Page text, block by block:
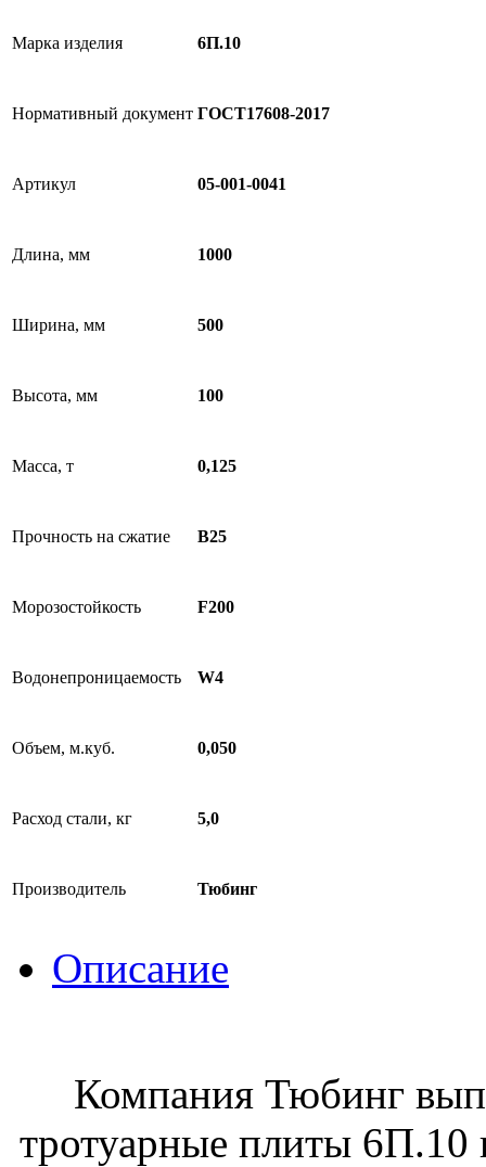
Марка изделия 6П.10
Нормативный документ ГОСТ17608-2017
Артикул 05-001-0041
Длина, мм 1000
Ширина, мм 500
Высота, мм 100
Масса, т 0,125
Прочность на сжатие B25
Морозостойкость F200
Водонепроницаемость W4
Объем, м.куб. 0,050
Расход стали, кг 5,0
Производитель Тюбинг
Описание
Компания Тюбинг
тротуарные плиты